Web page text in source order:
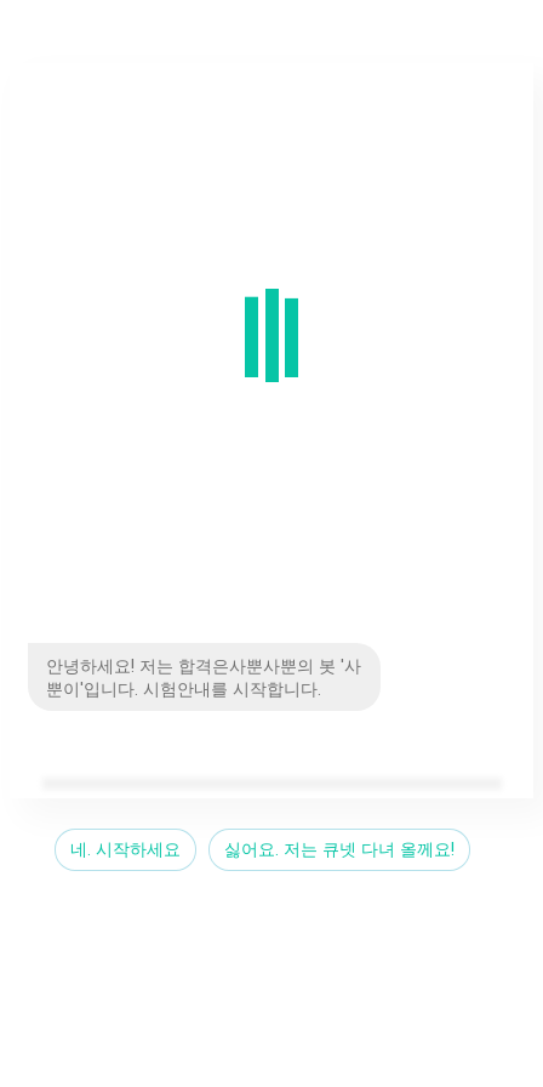
안녕하세요! 저는 합격은사뿐사뿐의 봇 '사
뿐이'입니다. 시험안내를 시작합니다.
네. 시작하세요 싫어요. 저는 큐넷 다녀 올께요!